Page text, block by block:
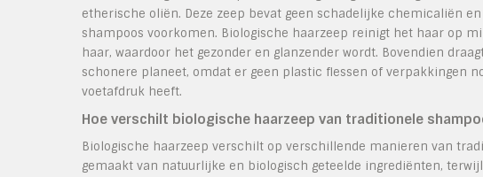
etherische oliën. Deze zeep bevat geen schadelijke chemicaliën
shampoos voorkomen. Biologische haarzeep reinigt het haar op
haar, waardoor het gezonder en glanzender wordt. Bovendien
schonere planeet, omdat er geen plastic flessen of verpakkingen
voetafdruk heeft.
Hoe verschilt biologische haarzeep van traditionele
Biologische haarzeep verschilt op verschillende manieren van
gemaakt van natuurlijke en biologisch geteelde ingrediënten,